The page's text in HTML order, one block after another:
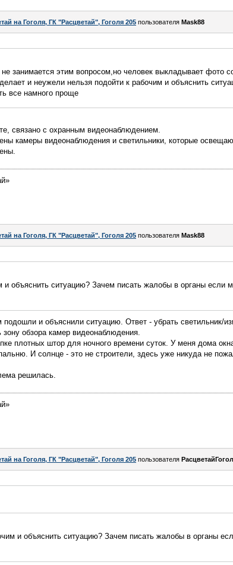
на Гоголя, ГК "Расцветай", Гоголя 205 пользователя Mask88
занимается этим вопросом,но человек выкладывает фото
и неужели нельзя подойти к рабочим и объяснить
все намного проще
связано с охранным видеонаблюдением.
камеры видеонаблюдения и светильники, которые
на Гоголя, ГК "Расцветай", Гоголя 205 пользователя Mask88
и объяснить ситуацию? Зачем писать жалобы в органы если
и объяснили ситуацию. Ответ - убрать светильник/
зону обзора камер видеонаблюдения.
плотных штор для ночного времени суток. У меня дома
И солнце - это не строители, здесь уже никуда не
решилась.
на Гоголя, ГК "Расцветай", Гоголя 205 пользователя
и объяснить ситуацию? Зачем писать жалобы в органы